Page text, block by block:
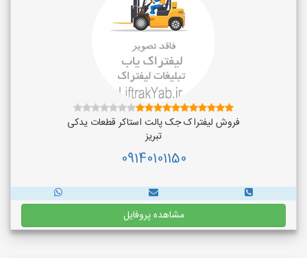
فروش لیفتراک جک پالت استاکر قطعات یدکی
تبریز
09140101150
مشاهده پروفایل